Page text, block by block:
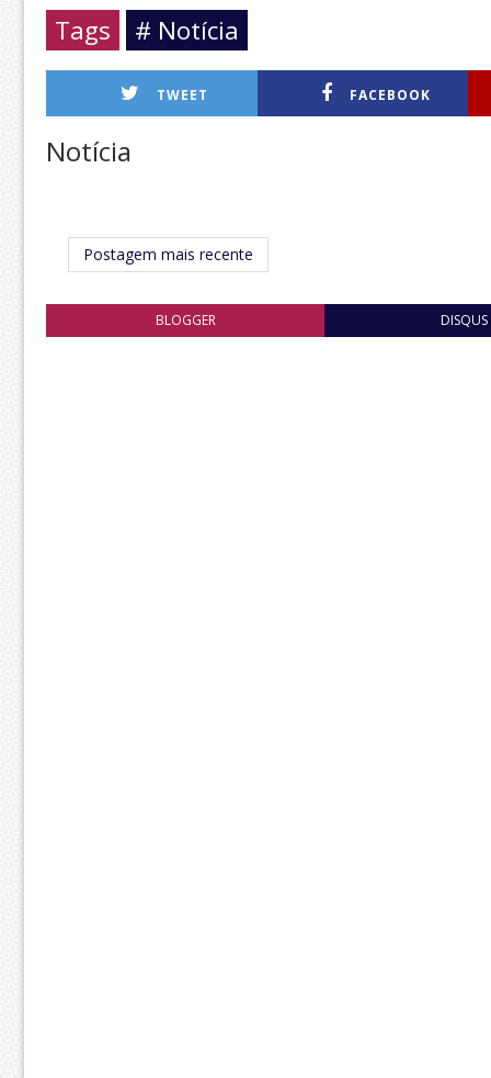
Tags # Notícia
TWEET FACEBOOK
Notícia
Postagem mais recente
BLOGGER DISQUS